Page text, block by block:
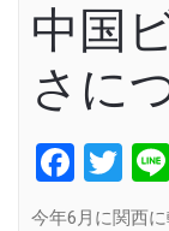
中国
さに
今年6月に関西